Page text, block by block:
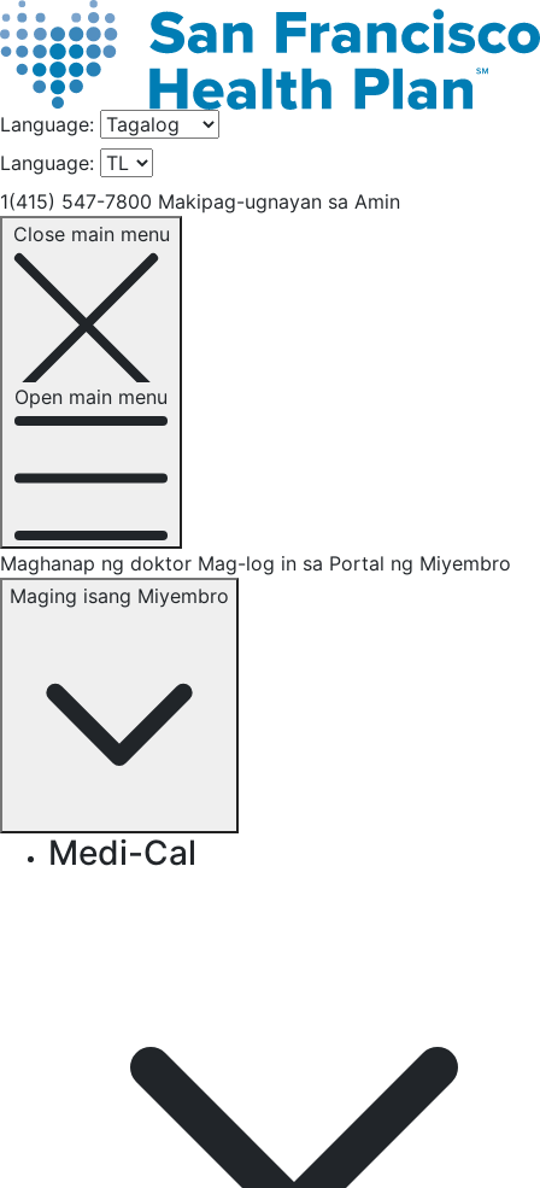
Language:
Language:
1(415) 547-7800 Makipag-ugnayan sa Amin
Close main menu
Open main menu
Maghanap ng doktor Mag-log in sa Portal ng Miyembro
Maging isang Miyembro
Medi-Cal